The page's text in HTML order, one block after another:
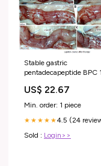
Stable gastric
pentadecapeptide BPC
ischemia and
rats: New insights
US$ 22.67
Min. order: 1 piece
★★★★★4.5 (24
Sold : Login>>